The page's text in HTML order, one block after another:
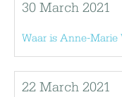
30 March 2021
Waar is Anne-Marie
22 March 2021